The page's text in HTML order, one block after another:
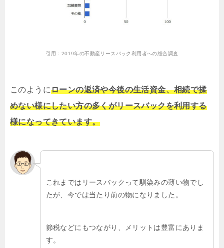
引用： 2019年の不動産リースバック利用者への総合調査
このようにローンの返済や今後の生活資金、相続で揉
めない様にしたい方の多くがリースバックを利用する
様になってきています。
これまではリースバックって馴染みの薄い物でし
たが、今では当たり前の物になりました。
節税などにもつながり、メリットは豊富にありま
す。